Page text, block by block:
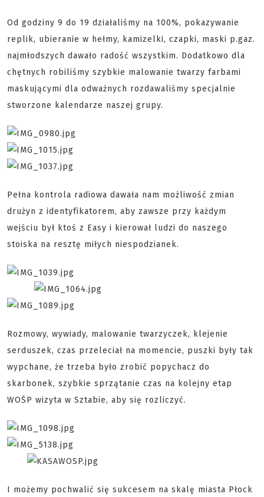
Od godziny 9 do 19 działaliśmy na 100%, pokazywanie
replik, ubieranie w hełmy, kamizelki, czapki, maski p.gaz.
najmłodszych dawało radość wszystkim. Dodatkowo dla
chętnych robiliśmy szybkie malowanie twarzy farbami
maskującymi dla odważnych rozdawaliśmy specjalnie
stworzone kalendarze naszej grupy.
Pełna kontrola radiowa dawała nam możliwość zmian
drużyn z identyfikatorem, aby zawsze przy każdym
wejściu był ktoś z Easy i kierował ludzi do naszego
stoiska na resztę miłych niespodzianek.
Rozmowy, wywiady, malowanie twarzyczek, klejenie
serduszek, czas przeleciał na momencie, puszki były tak
wypchane, że trzeba było zrobić popychacz do
skarbonek, szybkie sprzątanie czas na kolejny etap
WOŚP wizyta w Sztabie, aby się rozliczyć.
I możemy pochwalić się sukcesem na skalę miasta Płock